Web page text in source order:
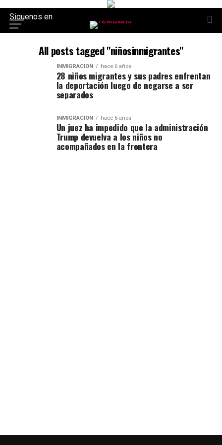
Siguenos en
All posts tagged "niñosinmigrantes"
INMIGRACION hace 6 años
28 niños migrantes y sus padres enfrentan
la deportación luego de negarse a ser
separados
INMIGRACION hace 6 años
Un juez ha impedido que la administración
Trump devuelva a los niños no
acompañados en la frontera